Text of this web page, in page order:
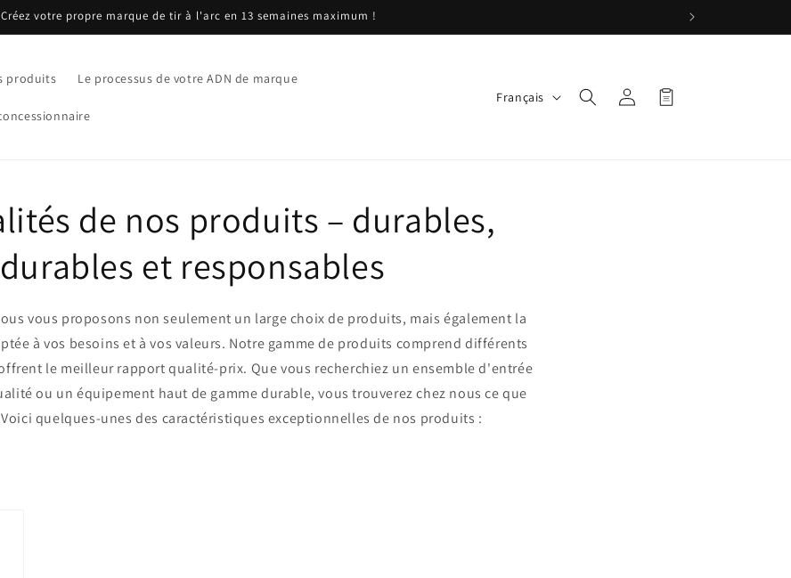
Créez votre propre marque de tir à l'arc en 13 semaines maximum !
produits Le processus de votre ADN de marque
e
Français Connexion Panier
de nos produits – durables,
durables et responsables
vous proposons non seulement un large choix de produits, mais également la
à vos besoins et à vos valeurs. Notre gamme de produits comprend différents
le meilleur rapport qualité-prix. Que vous recherchiez un ensemble d'entrée
ou un équipement haut de gamme durable, vous trouverez chez nous ce que
quelques-unes des caractéristiques exceptionnelles de nos produits :